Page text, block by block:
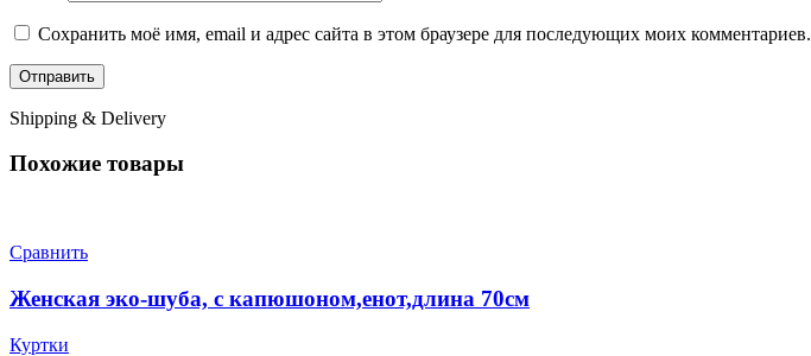
Сохранить моё имя, email и адрес сайта в этом браузере для последующих моих комментариев.
Shipping & Delivery
Похожие товары
Сравнить
Женская эко-шуба, с капюшоном,енот,длина 70см
Куртки